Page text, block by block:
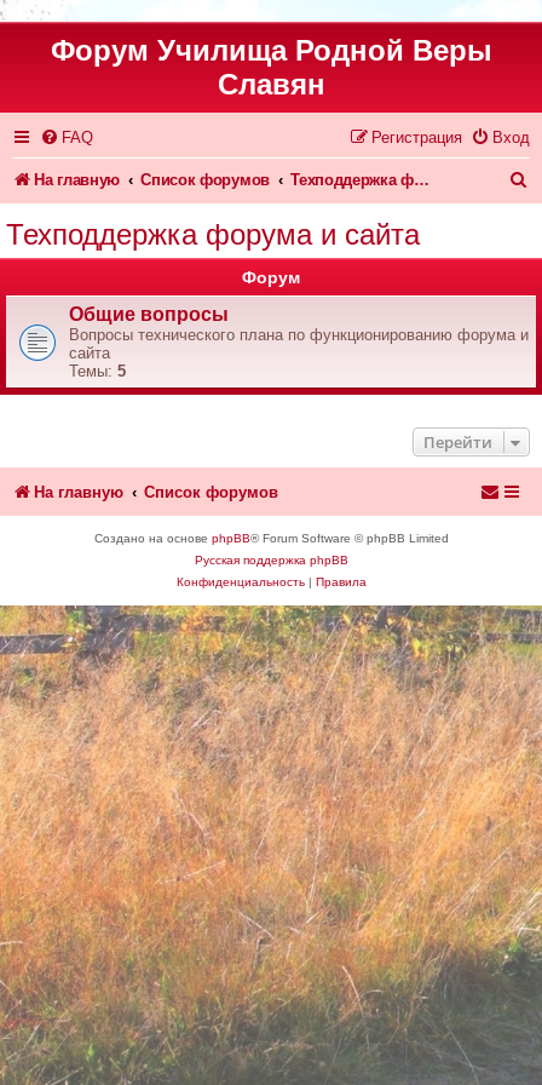
Форум Училища Родной Веры
Славян
FAQ Вход
Регистрация
На главную Список форумов Техподдержка форума и сайта
Техподдержка форума и сайта
Форум
Общие вопросы
Вопросы технического плана по функционированию форума и
сайта
Темы: 5
Перейти
На главную Список форумов
Создано на основе phpBB® Forum Software © phpBB Limited
Русская поддержка phpBB
Конфиденциальность| Правила